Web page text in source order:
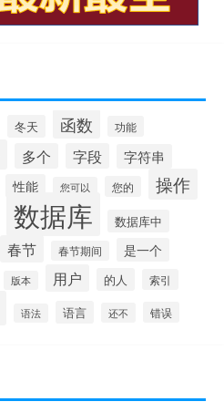
冬天 函数 功能
多个 字段 字符串
性能 您可以 您的 操作
数据库 数据库中
春节 春节期间
是一个
版本 用户 的人 索引
语法 语言 还不 错误